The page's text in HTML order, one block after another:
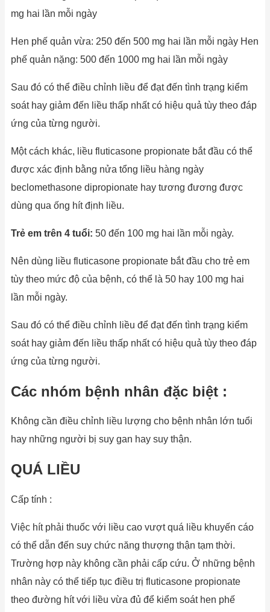
mg hai lần mỗi ngày
Hen phế quản vừa: 250 đến 500 mg hai lần mỗi ngày Hen
phế quản nặng: 500 đến 1000 mg hai lần mỗi ngày
Sau đó có thể điều chỉnh liều để đạt đến tình trạng kiểm
soát hay giảm đến liều thấp nhất có hiệu quả tùy theo đáp
ứng của từng người.
Một cách khác, liều fluticasone propionate bắt đầu có thể
được xác định bằng nửa tổng liều hàng ngày
beclomethasone dipropionate hay tương đương được
dùng qua ống hít định liều.
Trẻ em trên 4 tuổi: 50 đến 100 mg hai lần mỗi ngày.
Nên dùng liều fluticasone propionate bắt đầu cho trẻ em
tùy theo mức độ của bệnh, có thể là 50 hay 100 mg hai
lần mỗi ngày.
Sau đó có thể điều chỉnh liều để đạt đến tình trạng kiểm
soát hay giảm đến liều thấp nhất có hiệu quả tùy theo đáp
ứng của từng người.
Các nhóm bệnh nhân đặc biệt :
Không cần điều chỉnh liều lượng cho bệnh nhân lớn tuổi
hay những người bị suy gan hay suy thận.
QUÁ LIỀU
Cấp tính :
Việc hít phải thuốc với liều cao vượt quá liều khuyến cáo
có thể dẫn đến suy chức năng thượng thận tạm thời.
Trường hợp này không cần phải cấp cứu. Ở những bệnh
nhân này có thể tiếp tục điều trị fluticasone propionate
theo đường hít với liều vừa đủ để kiểm soát hen phế